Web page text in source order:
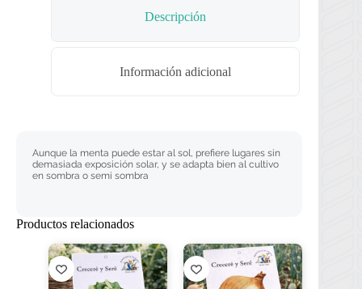
Descripción
Información adicional
Aunque la menta puede estar al sol, prefiere lugares sin
demasiada exposición solar, y se adapta bien al cultivo
en sombra o semi sombra
Productos relacionados